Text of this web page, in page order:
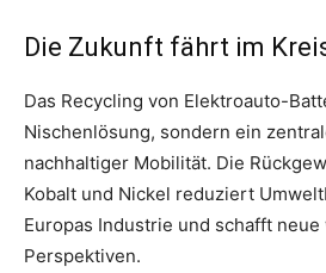
Die Zukunft fährt im
Das Recycling von Elektroauto-
Nischenlösung, sondern ein
nachhaltiger Mobilität. Die
Kobalt und Nickel reduziert
Europas Industrie und schafft
Perspektiven.